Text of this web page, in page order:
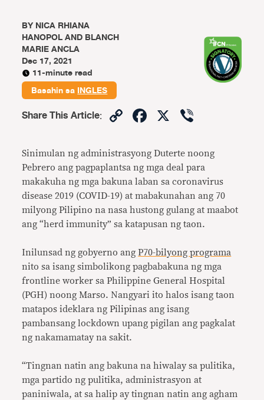
BYNICA RHIANA
HANOPOL AND BLANCH
MARIE ANCLA
Dec 17, 2021
11-minute read
Basahin saINGLES
Share This Article: CopyFacebook
X
Sinimulan ng administrasyong Duterte noong
Pebrero ang pagpaplantsa ng mga deal para
makakuha ng mga bakuna laban sa coronavirus
disease 2019 (COVID-19) at mabakunahan ang 70
milyong Pilipino na nasa hustong gulang at maabot
ang “herd immunity” sa katapusan ng taon.
Inilunsad ng gobyerno angP70-bilyong programa
nito sa isang simbolikong pagbabakuna ng mga
frontline worker sa Philippine General Hospital
(PGH) noong Marso. Nangyari ito halos isang taon
matapos ideklara ng Pilipinas ang isang
pambansang lockdown upang pigilan ang pagkalat
ng nakamamatay na sakit.
“Tingnan natin ang bakuna na hiwalay sa pulitika,
mga partido ng pulitika, administrasyon at
paniniwala, at sa halip ay tingnan natin ang agham